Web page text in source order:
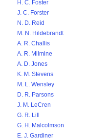
H. C. Foster
J. C. Forster
N. D. Reid
M. N. Hildebrandt
A. R. Challis
A. R. Milmine
A. D. Jones
K. M. Stevens
M. L. Wensley
D. R. Parsons
J. M. LeCren
G. R. Lill
G. H. Malcolmson
E. J. Gardiner